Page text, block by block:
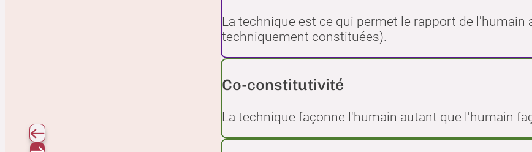
La technique est ce qui permet le rapport de
techniquement constituées).
Co-constitutivité
La technique façonne l'humain autant que l'humain